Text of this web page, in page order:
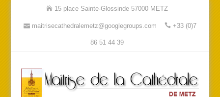
15 place Sainte-Glossinde 57000 METZ
maitrisecathedralemetz@googlegroups.com +33 (0)7
86 51 44 39